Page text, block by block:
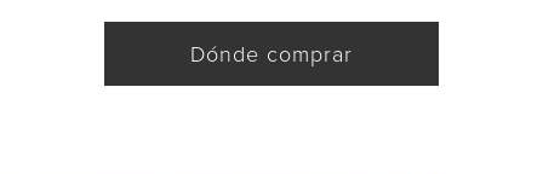
Dónde comprar